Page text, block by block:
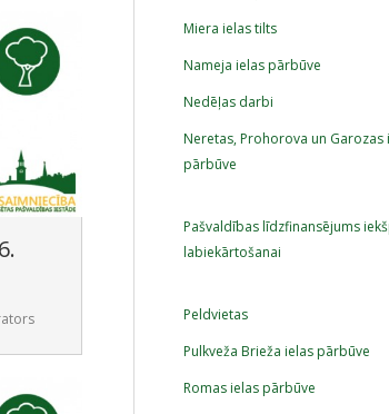
Miera ielas tilts
Nameja ielas pārbūve
Nedēļas darbi
Neretas, Prohorova un Garozas
pārbūve
Pašvaldības līdzfinansējums
labiekārtošanai
Peldvietas
Pulkveža Brieža ielas pārbūve
Romas ielas pārbūve